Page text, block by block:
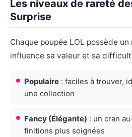
Les niveaux de rareté
Surprise
Chaque poupée LOL possède
influence sa valeur et sa
Populaire : faciles à trouver,
une collection
Fancy (Élégante) : un cran
finitions plus soignées